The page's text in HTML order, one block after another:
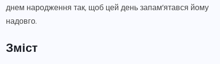
днем народження так, щоб цей день запам’ятався йому
надовго.
Зміст